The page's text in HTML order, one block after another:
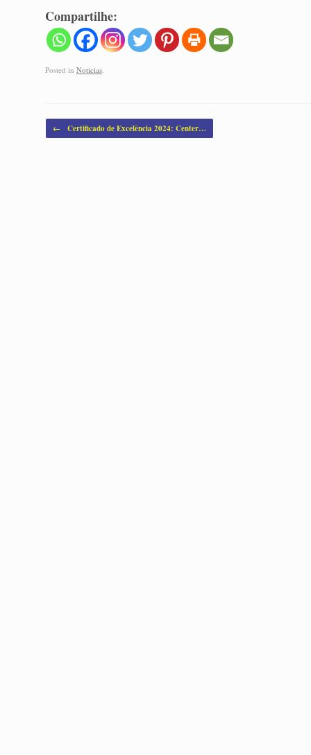
Compartilhe:
Posted in Noticias.
Post navigation
← Certificado de Excelência 2024: Center…